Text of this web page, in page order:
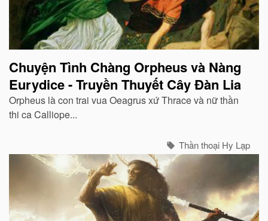
Chuyện Tình Chàng Orpheus và Nàng
Eurydice - Truyền Thuyết Cây Đàn Lia
Orpheus là con trai vua Oeagrus xứ Thrace và nữ thần
thi ca Calliope...
Thần thoại Hy Lạp